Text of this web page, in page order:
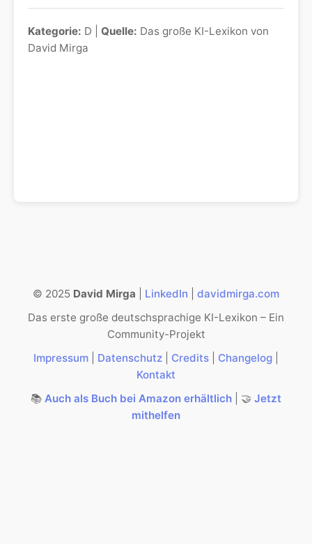
Kategorie: D | Quelle: Das große KI-Lexikon von
David Mirga
© 2025 David Mirga LinkedIn
davidmirga.com
Das erste große deutschsprachige KI-Lexikon – Ein
Community-Projekt
Impressum
Datenschutz Credits Changelog
Kontakt
📚 Auch als Buch bei Amazon erhältlich | 🤝 Jetzt
mithelfen